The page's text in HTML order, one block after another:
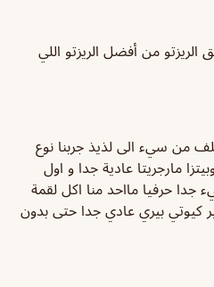
الريزتو من أفضل الريزتو اللي
من سيء الى لذيذ جربنا نوع
مارجريتا عادية جدا و اول
جدا حرفيا مااحد منا اكل لقمة
كيوتي بيري عادي جدا حتى بدون